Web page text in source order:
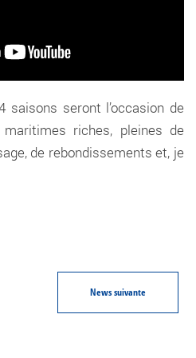
saisons seront l’occasion de
riches, pleines de
de rebondissements et, je
Newssuivante